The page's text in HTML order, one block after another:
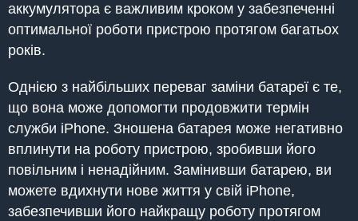
аккумулятора є важливим кроком у забезпеченні
оптимальної роботи пристрою протягом багатьох
років.
Однією з найбільших переваг заміни батареї є те,
що вона може допомогти продовжити термін
служби iPhone. Зношена батарея може негативно
вплинути на роботу пристрою, зробивши його
повільним і ненадійним. Замінивши батарею, ви
можете вдихнути нове життя у свій iPhone,
забезпечивши його найкращу роботу протягом